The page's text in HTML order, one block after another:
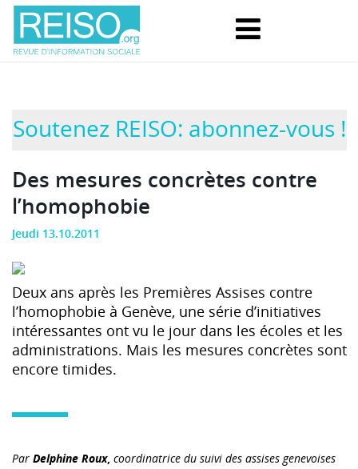
Soutenez REISO: abonnez-vous !
Des mesures concrètes contre
l’homophobie
Jeudi 13.10.2011
Deux ans après les Premières Assises contre
l’homophobie à Genève, une série d’initiatives
intéressantes ont vu le jour dans les écoles et les
administrations. Mais les mesures concrètes sont
encore timides.
Par Delphine Roux, coordinatrice du suivi des assises genevoises